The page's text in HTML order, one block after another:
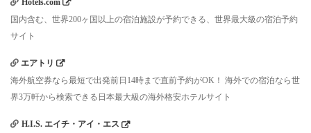
国内含む、世界200ヶ国以上の宿泊施設が予約できる、世界最大級の宿泊予約
サイト
エアトリ
海外航空券なら最短で出発前日14時まで直前予約がOK！ 海外での宿泊なら世
界3万軒から検索できる日本最大級の海外格安ホテルサイト
H.I.S. エイチ・アイ・エス